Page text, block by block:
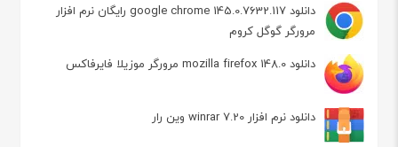
دانلود google chrome 145.0.7632.117 رایگان نرم افزار
مرورگر گوگل کروم
دانلود mozilla firefox 148.0 مرورگر موزیلا فایرفاکس
دانلود نرم افزار winrar 7.20 وین رار